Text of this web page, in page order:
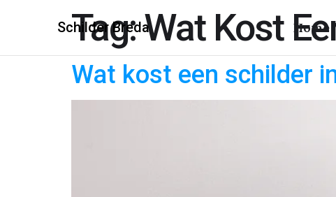
Schilder Breda Home
Tag:Wat Kost
Wat kost een schilder